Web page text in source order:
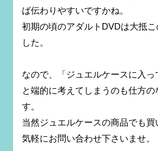
ば伝わりやすいですかね。
初期の頃のアダルトDVDは大抵
した。
なので、「ジュエルケースに入っ
と端的に考えてしまうのも仕方の
す。
当然ジュエルケースの商品でも
気軽にお問い合わせ下さいませ。